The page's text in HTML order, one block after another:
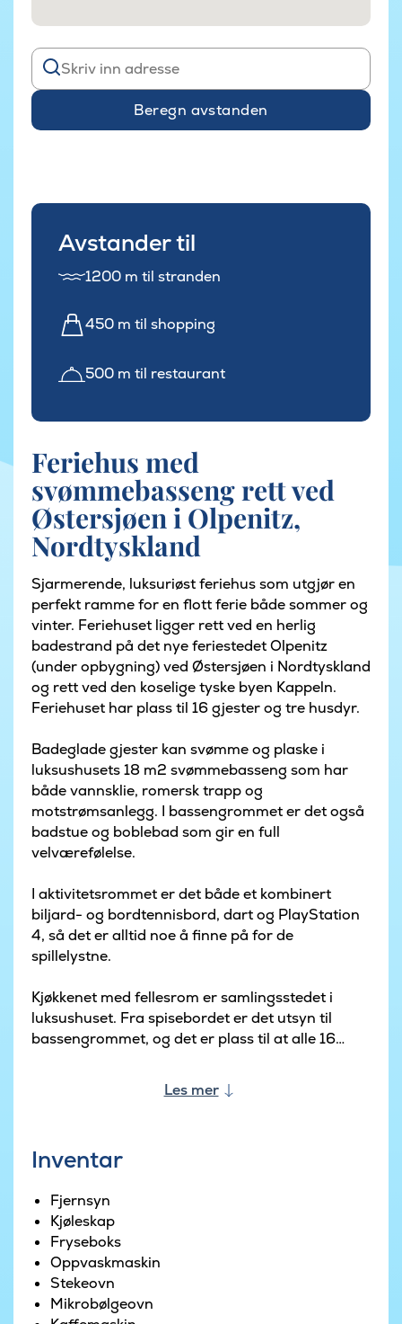
Beregn avstanden
Avstander til
1200 m til stranden
450 m til shopping
500 m til restaurant
Feriehus med
svømmebasseng rett ved
Østersjøen i Olpenitz,
Nordtyskland
Sjarmerende, luksuriøst feriehus som utgjør en
perfekt ramme for en flott ferie både sommer og
vinter. Feriehuset ligger rett ved en herlig
badestrand på det nye feriestedet Olpenitz
(under opbygning) ved Østersjøen i Nordtyskland
og rett ved den koselige tyske byen Kappeln.
Feriehuset har plass til 16 gjester og tre husdyr.
Badeglade gjester kan svømme og plaske i
luksushusets 18 m2 svømmebasseng som har
både vannsklie, romersk trapp og
motstrømsanlegg. I bassengrommet er det også
badstue og boblebad som gir en full
velværefølelse.
I aktivitetsrommet er det både et kombinert
biljard- og bordtennisbord, dart og PlayStation
4, så det er alltid noe å finne på for de
spillelystne.
Kjøkkenet med fellesrom er samlingsstedet i
luksushuset. Fra spisebordet er det utsyn til
bassengrommet, og det er plass til at alle 16
ved den lune peisen er det også en koselig
sofagruppe med TV hvor en kan slappe av etter
De 16 soveplassene er fordelt på 6 dobbeltrom i
hems med 4 soveplasser (best egnet for barn).
Feriehuset har til sammen 3 bad.
Utendørs er det en flisbelagt terrasse med
komfortable hagemøbler.
Les mer
Inventar
Fjernsyn
Kjøleskap
Fryseboks
Oppvaskmaskin
Stekeovn
Mikrobølgeovn